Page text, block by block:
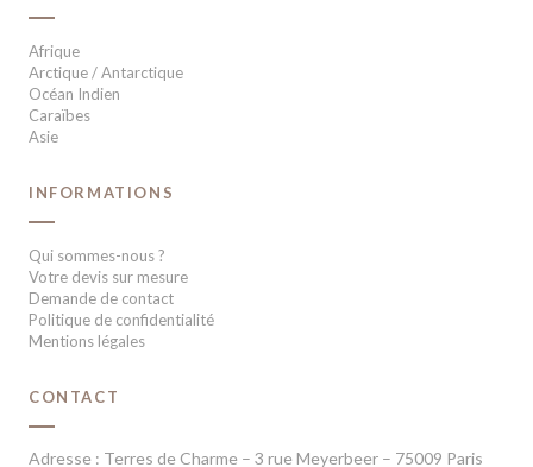
Afrique
Arctique / Antarctique
Océan Indien
Caraïbes
Asie
INFORMATIONS
Qui sommes-nous ?
Votre devis sur mesure
Demande de contact
Politique de confidentialité
Mentions légales
CONTACT
Adresse : Terres de Charme – 3 rue Meyerbeer – 75009 Paris